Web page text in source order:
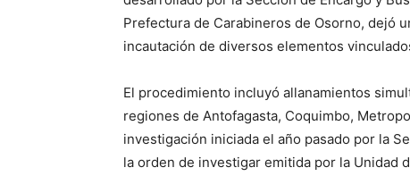
Prefectura de Carabineros de Osorno, dejó
incautación de diversos elementos
El procedimiento incluyó allanamientos
regiones de Antofagasta, Coquimbo,
investigación iniciada el año pasado por la
la orden de investigar emitida por la Unidad